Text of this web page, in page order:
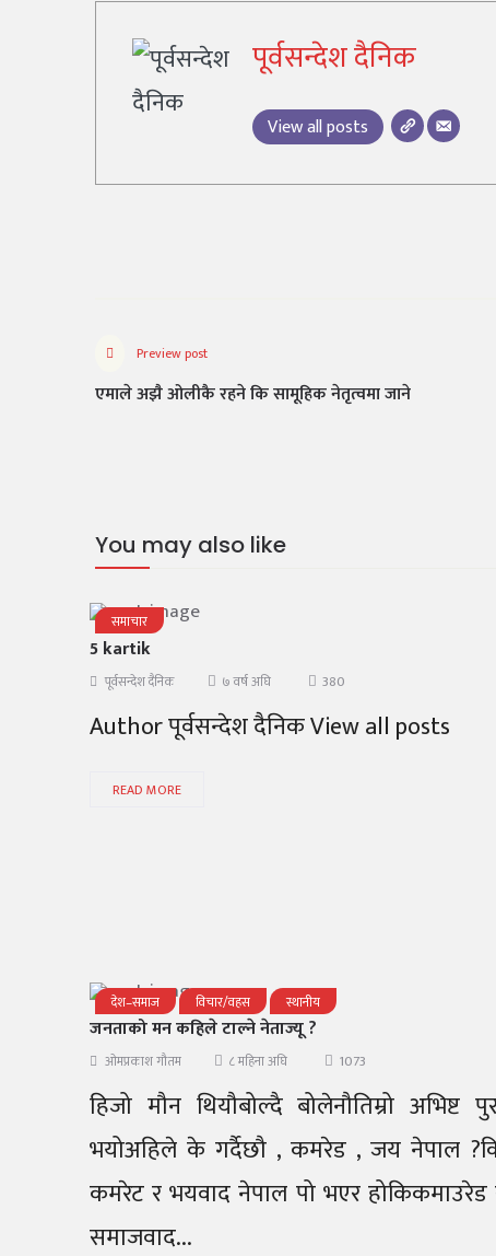
पूर्वसन्देश दैनिक
View all posts
Preview post
एमाले अझै ओलीकै रहने कि सामूहिक नेतृत्वमा जाने
You may also like
समाचार
5 kartik
पूर्वसन्देश दैनिक ७ वर्ष अघि 380
Author पूर्वसन्देश दैनिक View all posts
READ MORE
देश–समाज विचार/वहस स्थानीय
जनताको मन कहिले टाल्ने नेताज्यू ?
ओमप्रकाश गौतम ८ महिना अघि 1073
हिजो मौन थियौबोल्दै बोलेनौतिम्रो अभिष्ट
भयोअहिले के गर्दैछौ , कमरेड , जय नेपाल
कमरेट र भयवाद नेपाल पो भएर होकिकमाउरेड
समाजवाद...